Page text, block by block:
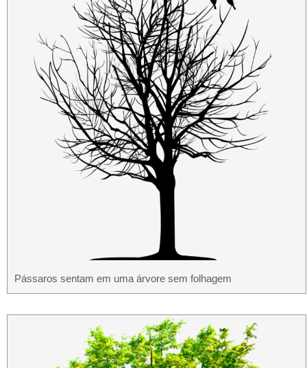
Pássaros sentam em uma árvore sem folhagem